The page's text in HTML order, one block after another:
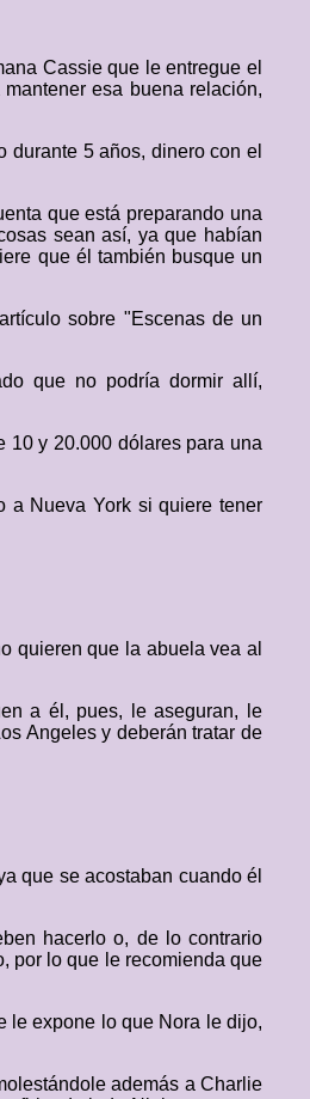
Cassie que le entregue el
esa buena relación,
5 años, dinero con el
que está preparando una
sean así, ya que habían
que él también busque un
sobre "Escenas de un
que no podría dormir allí,
10 y 20.000 dólares para una
a Nueva York si quiere tener
quieren que la abuela vea al
a él, pues, le aseguran, le
Angeles y deberán tratar de
que se acostaban cuando él
hacerlo o, de lo contrario
por lo que le recomienda que
le expone lo que Nora le dijo,
además a Charlie